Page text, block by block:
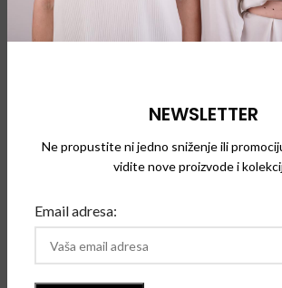
NEWSLETTER
Ne propustite ni jedno sniženje ili
vidite nove proizvode i
Email adresa:
naočara Dita kako bi objavio kolekciju
sunce Thom Browne inspirisan kulturnim
Thom Browne naočare su prožete svim
posvećenom detaljima njegovog kultnog
Moderne karakteristike koje privlače
bočne panele, reflektujuća sočiva i detalje